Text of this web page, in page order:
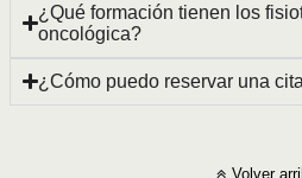
¿Qué formación tienen los
oncológica?
¿Cómo puedo reservar una
Volver